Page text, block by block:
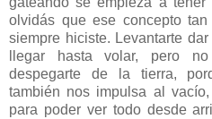
olvidás que ese concepto
siempre hiciste. Levantarte
llegar hasta volar, pero
despegarte de la tierra,
también nos impulsa al
para poder ver todo desde